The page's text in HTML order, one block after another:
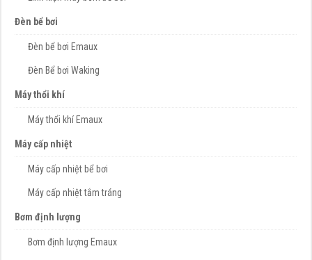
Đèn bể bơi
Đèn bể bơi Emaux
Đèn Bể bơi Waking
Máy thổi khí
Máy thổi khí Emaux
Máy cấp nhiệt
Máy cấp nhiệt bể bơi
Máy cấp nhiệt tắm tráng
Bơm định lượng
Bơm định lượng Emaux